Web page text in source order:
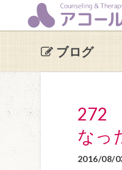
ブログ
272
なっ
2016/08/